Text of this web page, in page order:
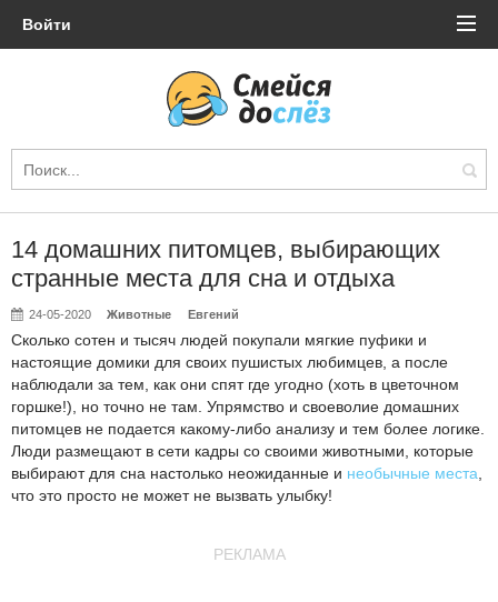
Войти
14 домашних питомцев, выбирающих
странные места для сна и отдыха
24-05-2020 Животные Евгений
Сколько сотен и тысяч людей покупали мягкие пуфики и
настоящие домики для своих пушистых любимцев, а после
наблюдали за тем, как они спят где угодно (хоть в цветочном
горшке!), но точно не там. Упрямство и своеволие домашних
питомцев не подается какому-либо анализу и тем более логике.
Люди размещают в сети кадры со своими животными, которые
выбирают для сна настолько неожиданные и необычные места
что это просто не может не вызвать улыбку!
РЕКЛАМА